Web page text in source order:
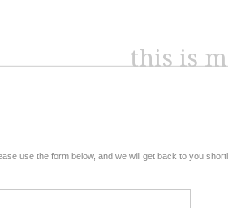
this is
use the form below, and we will get back to you